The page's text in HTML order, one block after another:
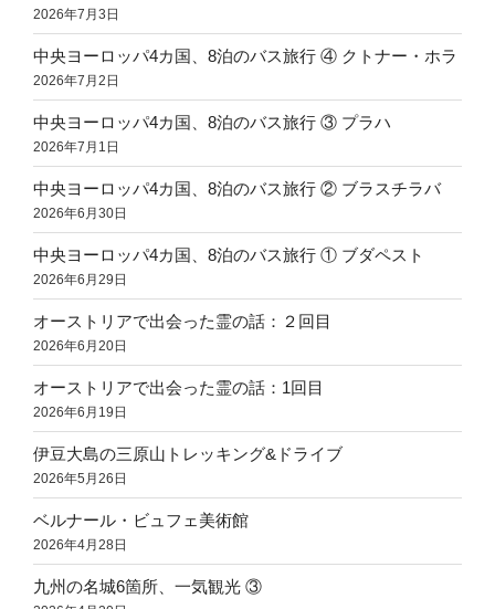
2026年7月3日
中央ヨーロッパ4カ国、8泊のバス旅行 ④ クトナー・ホラ
2026年7月2日
中央ヨーロッパ4カ国、8泊のバス旅行 ③ プラハ
2026年7月1日
中央ヨーロッパ4カ国、8泊のバス旅行 ② ブラスチラバ
2026年6月30日
中央ヨーロッパ4カ国、8泊のバス旅行 ① ブダペスト
2026年6月29日
オーストリアで出会った霊の話：２回目
2026年6月20日
オーストリアで出会った霊の話：1回目
2026年6月19日
伊豆大島の三原山トレッキング&ドライブ
2026年5月26日
ベルナール・ビュフェ美術館
2026年4月28日
九州の名城6箇所、一気観光 ③